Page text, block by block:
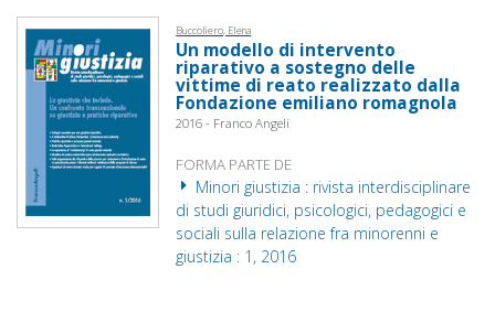
Buccoliero, Elena
Un modello di intervento
riparativo a sostegno delle
vittime di reato realizzato dalla
Fondazione emiliano romagnola
2016 - Franco Angeli
FORMA PARTE DE
Minori giustizia : rivista interdisciplinare
di studi giuridici, psicologici, pedagogici e
sociali sulla relazione fra minorenni e
giustizia : 1, 2016